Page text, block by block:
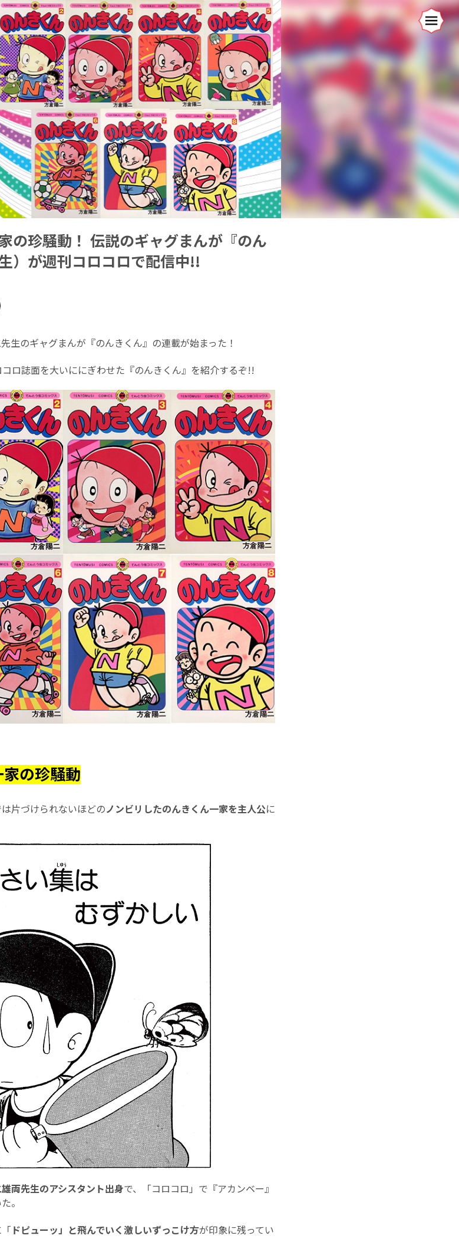
の珍騒動！ 伝説のギャグまんが『のん
）が週刊コロコロで配信中!!
生のギャグまんが『のんきくん』の連載が始まった！
ロ誌面を大いににぎわせた『のんきくん』を紹介するぞ!!
の珍騒動
片づけられないほどのノンビリしたのんきくん一家を主人公に
両先生のアシスタント出身で、「コロコロ」で『アカンベー』
。
ドピューッ」と飛んでいく激しいずっこけ方が印象に残ってい